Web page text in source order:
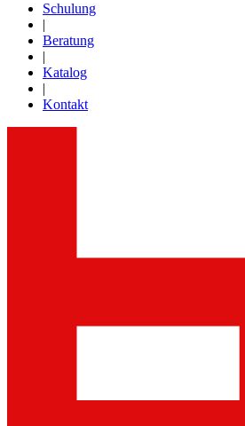
Schulung
|
Beratung
|
Katalog
|
Kontakt